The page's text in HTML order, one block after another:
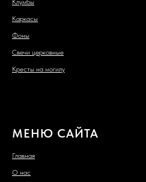
Каркасы
Фоны
Свечи церковные
Кресты на могилу
МЕНЮ САЙТА
Главная
О нас